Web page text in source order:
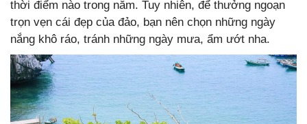
thời điểm nào trong năm. Tuy nhiên, để thưởng ngoạn
trọn vẹn cái đẹp của đảo, bạn nên chọn những ngày
nắng khô ráo, tránh những ngày mưa, ẩm ướt nha.